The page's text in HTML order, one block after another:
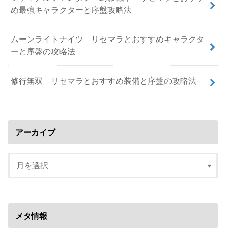
め最強キャラクターと序盤攻略法
ムーンライトナイツ リセマラとおすすめキャラクタ
ーと序盤の攻略法
修行無双 リセマラとおすすめ装備と序盤の攻略法
アーカイブ
メタ情報